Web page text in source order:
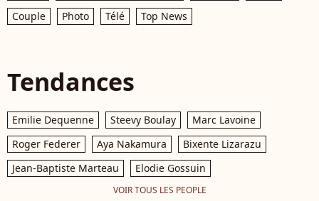
Couple
Photo Télé Top News
Tendances
Emilie Dequenne Steevy Boulay
Marc Lavoine
Roger Federer
Aya Nakamura
Bixente Lizarazu
Jean-Baptiste Marteau
Elodie Gossuin
VOIR TOUS LES PEOPLE